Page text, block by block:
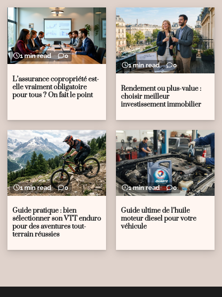
1 min read 0
L’assurance copropriété est-
elle vraiment obligatoire
pour tous ? On fait le point
1 min read 0
Rendement ou plus-value :
choisir meilleur
investissement immobilier
1 min read 0
Guide pratique : bien
sélectionner son VTT enduro
pour des aventures tout-
terrain réussies
1 min read 0
Guide ultime de l’huile
moteur diesel pour votre
véhicule